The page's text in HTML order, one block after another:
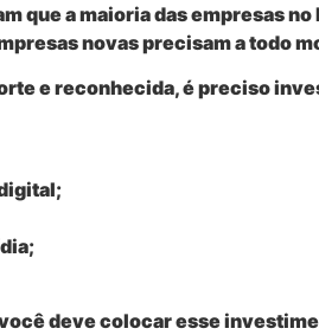
que a maioria das empresas
novas precisam a todo
e reconhecida, é preciso
deve colocar esse